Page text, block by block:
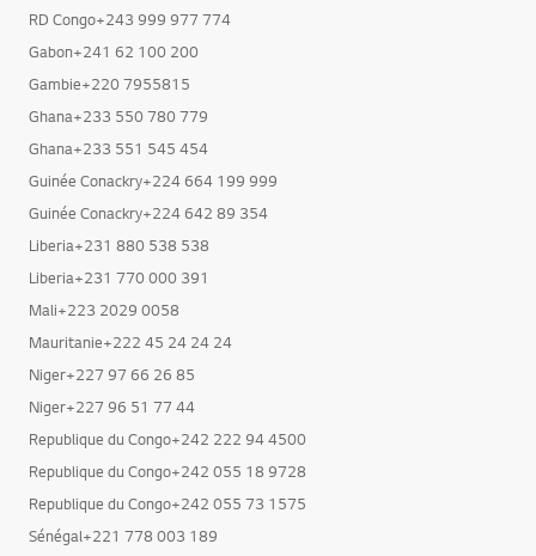
RD Congo+243 999 977 774
Gabon+241 62 100 200
Gambie+220 7955815
Ghana+233 550 780 779
Ghana+233 551 545 454
Guinée Conackry+224 664 199 999
Guinée Conackry+224 642 89 354
Liberia+231 880 538 538
Liberia+231 770 000 391
Mali+223 2029 0058
Mauritanie+222 45 24 24 24
Niger+227 97 66 26 85
Niger+227 96 51 77 44
Republique du Congo+242 222 94 4500
Republique du Congo+242 055 18 9728
Republique du Congo+242 055 73 1575
Sénégal+221 778 003 189